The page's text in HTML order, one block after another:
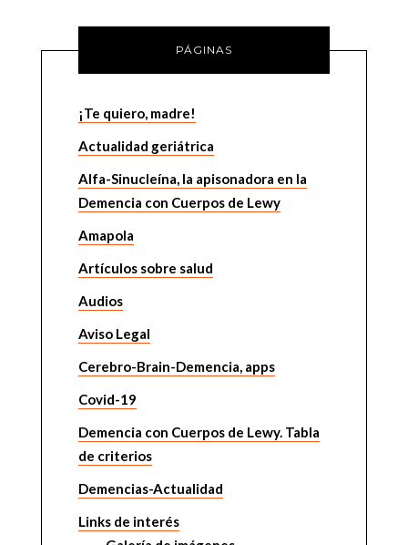
PÁGINAS
¡Te quiero, madre!
Actualidad geriátrica
Alfa-Sinucleína, la apisonadora en la
Demencia con Cuerpos de Lewy
Amapola
Artículos sobre salud
Audios
Aviso Legal
Cerebro-Brain-Demencia, apps
Covid-19
Demencia con Cuerpos de Lewy. Tabla
de criterios
Demencias-Actualidad
Links de interés